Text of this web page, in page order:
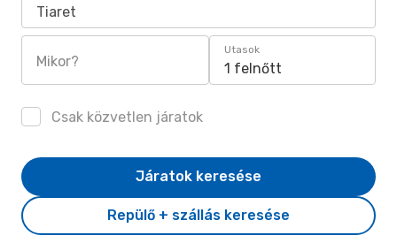
Tiaret
Mikor?
Utasok
1 felnőtt
Csak közvetlen járatok
Repülő + szállás keresése
Járatok keresése